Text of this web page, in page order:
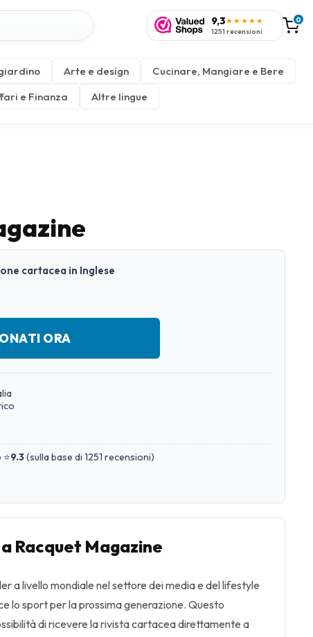
9,3★★★★★
1251 recensioni
0
Arte e design
Cucinare, Mangiare e Bere
e Finanza Altre lingue
cartacea in Inglese
ORA
9.3(sulla base di 1251 recensioni)
Racquet Magazine
a livello mondiale nel settore dei media e del lifestyle
lo sport per la prossima generazione. Questo
di ricevere la rivista cartacea direttamente a